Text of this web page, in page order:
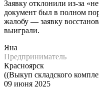
Заявку отклонили из-за
документ был в полном
жалобу — заявку
выиграли.
Яна
Предприниматель
Красноярск
((Выкуп складского
09 июня 2025